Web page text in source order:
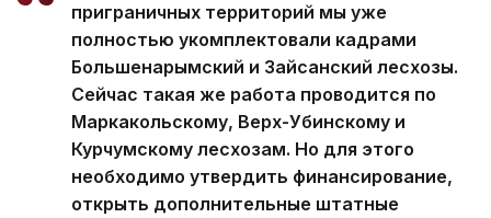
приграничных территорий мы уже
полностью укомплектовали кадрами
Большенарымский и Зайсанский лесхозы.
Сейчас такая же работа проводится по
Маркакольскому, Верх-Убинскому и
Курчумскому лесхозам. Но для этого
необходимо утвердить финансирование,
открыть дополнительные штатные